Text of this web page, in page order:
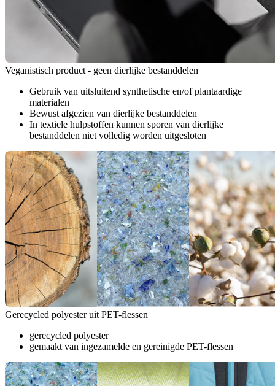
Veganistisch product - geen dierlijke bestanddelen
Gebruik van uitsluitend synthetische en/of plantaardige
materialen
Bewust afgezien van dierlijke bestanddelen
In textiele hulpstoffen kunnen sporen van dierlijke
bestanddelen niet volledig worden uitgesloten
Gerecycled polyester uit PET-flessen
gerecycled polyester
gemaakt van ingezamelde en gereinigde PET-flessen